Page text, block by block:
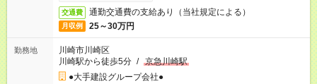
交通費 通勤交通費の支給あり（当社規定による）
月収例 25～30万円
勤務地
川崎市川崎区
川崎駅から徒歩5分 / 京急川崎駅
●大手建設グループ会社●